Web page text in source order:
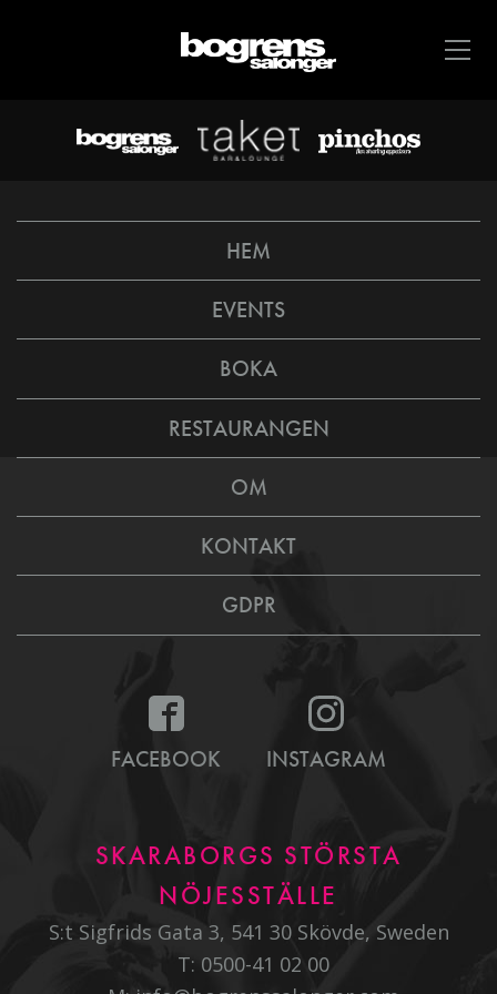
HEM
EVENTS
BOKA
RESTAURANGEN
OM
KONTAKT
GDPR
FACEBOOK INSTAGRAM
SKARABORGS STÖRSTA
NÖJESSTÄLLE
S:t Sigfrids Gata 3, 541 30 Skövde, Sweden
T: 0500-41 02 00